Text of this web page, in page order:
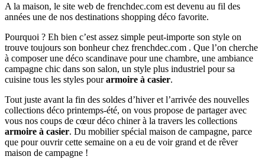
A la maison, le site web de frenchdec.com est devenu au fil des
années une de nos destinations shopping déco favorite.
Pourquoi ? Eh bien c’est assez simple peut-importe son style on
trouve toujours son bonheur chez frenchdec.com . Que l’on cherche
à composer une déco scandinave pour une chambre, une ambiance
campagne chic dans son salon, un style plus industriel pour sa
cuisine tous les styles pourarmoire à casier.
Tout juste avant la fin des soldes d’hiver et l’arrivée des nouvelles
collections déco printemps-été, on vous propose de partager avec
vous nos coups de cœur déco chiner à la travers les collections
armoire à casier. Du mobilier spécial maison de campagne, parce
que pour ouvrir cette semaine on a eu de voir grand et de rêver
maison de campagne !